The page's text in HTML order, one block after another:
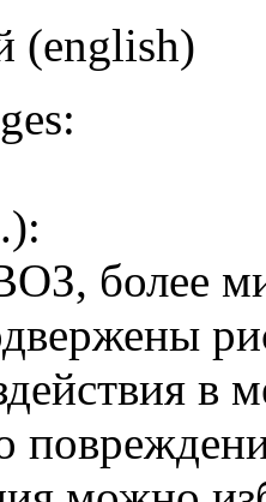
(english)
более
в